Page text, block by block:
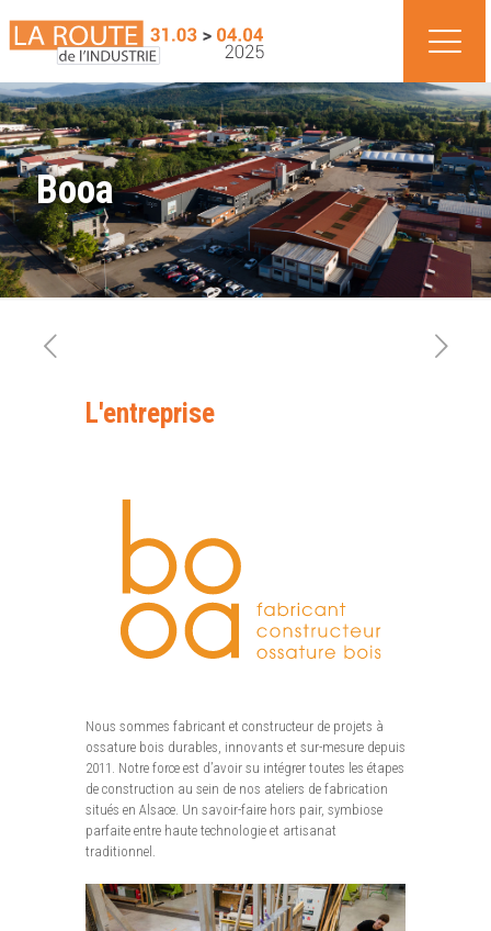
Booa
L'entreprise
Nous sommes fabricant et constructeur de projets à
ossature bois durables, innovants et sur-mesure depuis
2011. Notre force est d’avoir su intégrer toutes les étapes
de construction au sein de nos ateliers de fabrication
situés en Alsace. Un savoir-faire hors pair, symbiose
parfaite entre haute technologie et artisanat
traditionnel.